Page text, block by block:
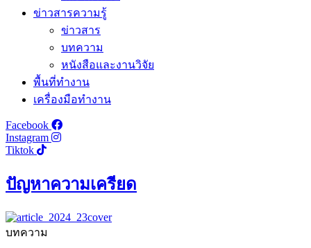
ข่าวสารความรู้
ข่าวสาร
บทความ
หนังสือและงานวิจัย
พื้นที่ทำงาน
เครื่องมือทำงาน
Facebook
Instagram
Tiktok
ปัญหาความเครียด
บทความ